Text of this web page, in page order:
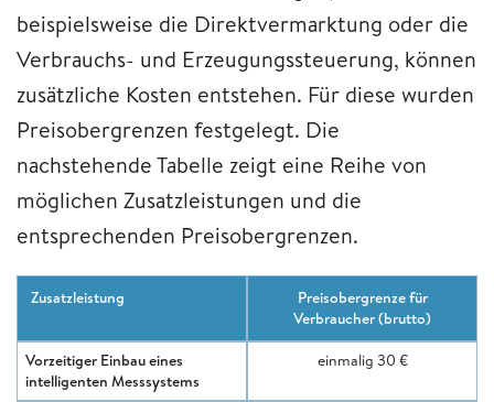
beispielsweise die Direktvermarktung oder die
Verbrauchs- und Erzeugungssteuerung, können
zusätzliche Kosten entstehen. Für diese wurden
Preisobergrenzen festgelegt. Die
nachstehende Tabelle zeigt eine Reihe von
möglichen Zusatzleistungen und die
entsprechenden Preisobergrenzen.
Zusatzleistung
Preisobergrenze für
Verbraucher (brutto)
Vorzeitiger Einbau eines
intelligenten Messsystems
einmalig 30 €